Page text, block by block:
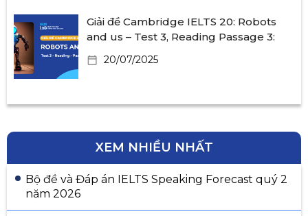
Giải đề Cambridge IELTS 20: Robots
and us – Test 3, Reading Passage 3:
20/07/2025
XEM NHIỀU NHẤT
Bộ đề và Đáp án IELTS Speaking Forecast quý 2
năm 2026